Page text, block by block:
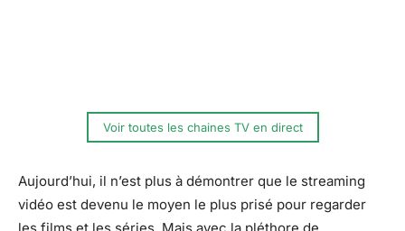
Voir toutes les chaines TV en direct
Aujourd’hui, il n’est plus à démontrer que le streaming
vidéo est devenu le moyen le plus prisé pour regarder
les films et les séries. Mais avec la pléthore de